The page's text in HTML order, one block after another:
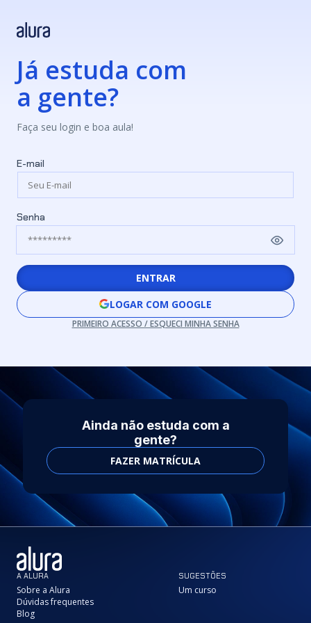
Já estuda com
a gente?
Faça seu login e boa aula!
E-mail
Senha
ENTRAR
LOGAR COM GOOGLE
PRIMEIRO ACESSO / ESQUECI MINHA SENHA
Ainda não estuda com a
gente?
FAZER MATRÍCULA
A ALURA
Sobre a Alura
Dúvidas frequentes
Blog
SUGESTÕES
Um curso